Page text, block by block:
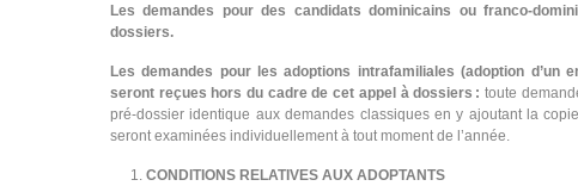
Les demandes pour des candidats dominicains ou franco-
dossiers.
Les demandes pour les adoptions intrafamiliales (adoption d’un
seront reçues hors du cadre de cet appel à dossiers : toute
pré-dossier identique aux demandes classiques en y ajoutant la
seront examinées individuellement à tout moment de l’année.
CONDITIONS RELATIVES AUX ADOPTANTS